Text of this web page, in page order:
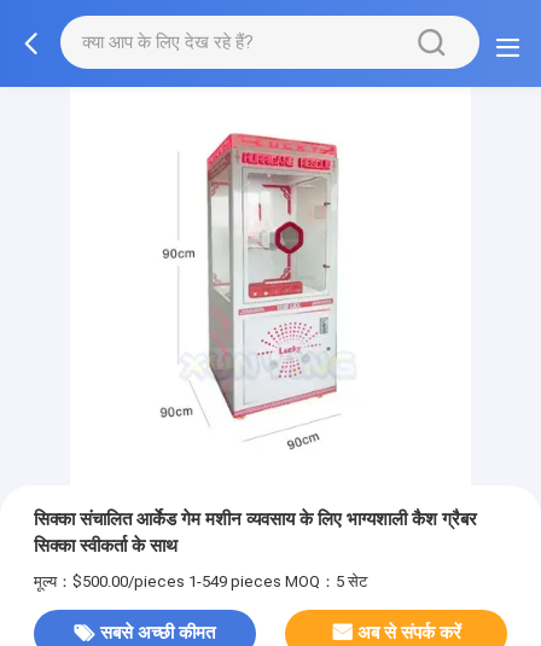
सिक्का संचालित आर्केड गेम मशीन व्यवसाय के लिए भाग्यशाली कैश ग्रैबर
सिक्का स्वीकर्ता के साथ
मूल्य：$500.00/pieces 1-549 pieces MOQ：5 सेट
सबसे अच्छी कीमत अब से संपर्क करें